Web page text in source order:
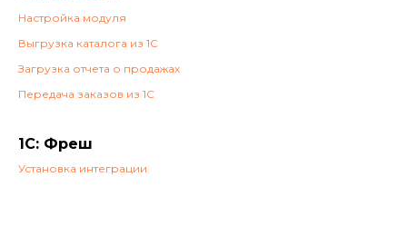
Настройка модуля
Выгрузка каталога из 1С
Загрузка отчета о продажах
Передача заказов из 1С
1С: Фреш
Установка интеграции
Создаём только полезные платёжные